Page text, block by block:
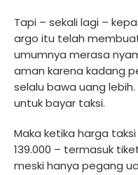
Tapi – sekali lagi –
argo itu telah
umumnya merasa
aman karena kadang
selalu bawa uang
untuk bayar taksi.
Maka ketika harga
139.000 – termasuk
meski hanya pegang